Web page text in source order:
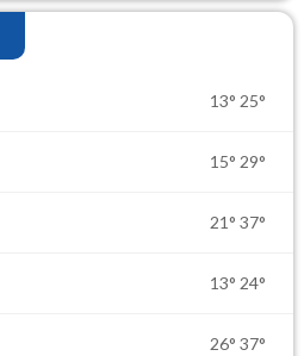
13° 25°
15° 29°
21° 37°
13° 24°
26° 37°